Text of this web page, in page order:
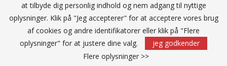
at tilbyde dig personlig indhold og nem adgang til nyttige
oplysninger. Klik på "Jeg accepterer" for at acceptere vores brug
af cookies og andre identifikatorer eller klik på "Flere
oplysninger" for at justere dine valg.
jeg godkender
Flere oplysninger >>